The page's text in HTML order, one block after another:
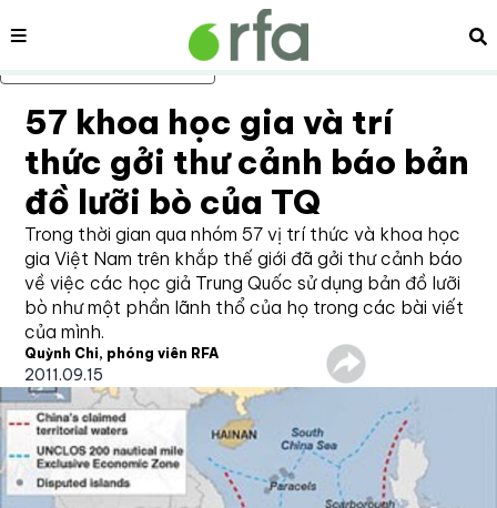
Bỏ qua nội dung chính
Nội dung
57 khoa học gia và trí
thức gởi thư cảnh báo bản
đồ lưỡi bò của TQ
Trong thời gian qua nhóm 57 vị trí thức và khoa học
gia Việt Nam trên khắp thế giới đã gởi thư cảnh báo
về việc các học giả Trung Quốc sử dụng bản đồ lưỡi
bò như một phần lãnh thổ của họ trong các bài viết
của mình.
Quỳnh Chi, phóng viên RFA
2011.09.15